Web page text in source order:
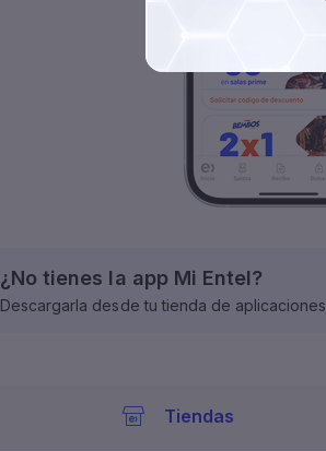
¿No tienes la app Mi Entel?
Descargarla desde tu tienda de aplicaciones
Tiendas